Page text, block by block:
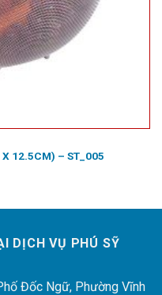
12.5CM) – ST_005
DỊCH VỤ PHÚ SỸ
Đốc Ngữ, Phường Vĩnh